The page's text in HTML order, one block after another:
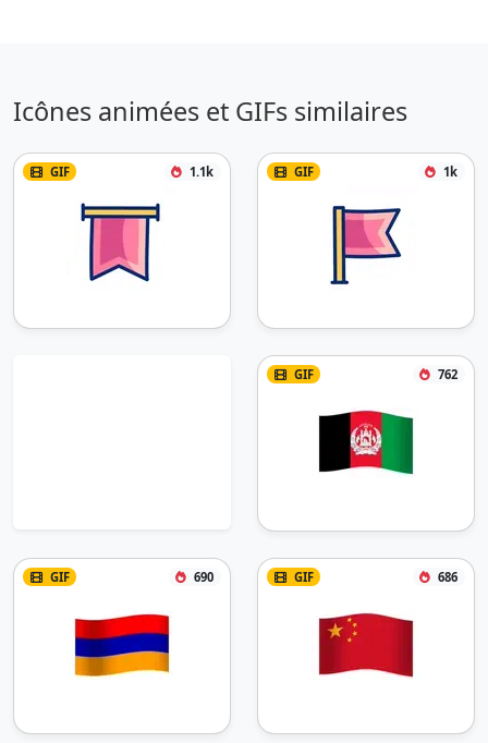
Icônes animées et GIFs similaires
GIF 1.1k GIF 1k
GIF 762
GIF 690 GIF 686